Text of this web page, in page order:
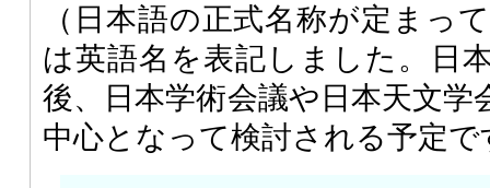
（日本語の正式名称が定まっ
は英語名を表記しました。日
後、日本学術会議や日本天文学
中心となって検討される予定で